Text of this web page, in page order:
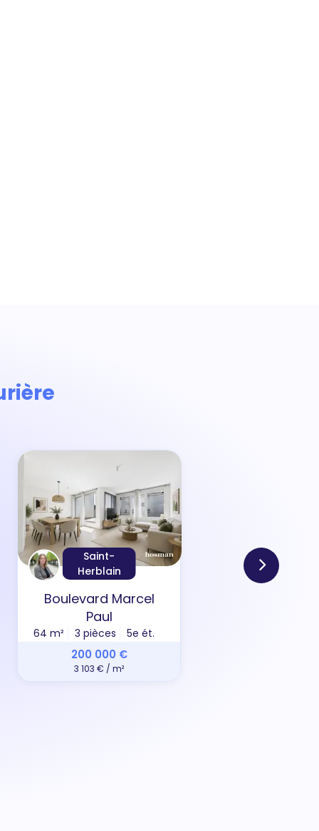
Saint-
Herblain
Boulevard Marcel
Paul
64 m² 3 pièces 5e ét.
200 000 €
3 103 € / m²